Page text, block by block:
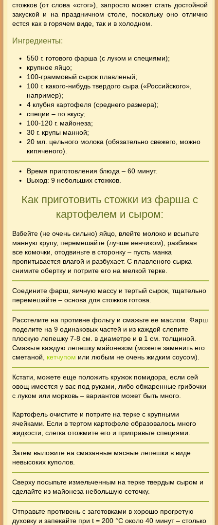
стожков (от слова «стог»), запросто может стать достойной
закуской и на праздничном столе, поскольку оно отлично
естся как в горячем виде, так и в холодном.
Ингредиенты:
550 г. готового фарша (с луком и специями);
крупное яйцо;
100-граммовый сырок плавленый;
100 г. какого-нибудь твердого сыра («Российского»,
например);
4 клубня картофеля (среднего размера);
специи – по вкусу;
100-120 г. майонеза;
30 г. крупы манной;
20 мл. цельного молока (обязательно свежего, можно
кипяченого).
Время приготовления блюда – 60 минут.
Выход: 9 небольших стожков.
Как приготовить стожки из фарша с
картофелем и сыром:
Взбейте (не очень сильно) яйцо, влейте молоко и всыпьте
манную крупу, перемешайте (лучше венчиком), разбивая
все комочки, отодвиньте в сторонку – пусть манка
пропитывается влагой и разбухает. С плавленого сырка
снимите обертку и потрите его на мелкой терке.
Соедините фарш, яичную массу и тертый сырок, тщательно
перемешайте – основа для стожков готова.
Расстелите на противне фольгу и смажьте ее маслом. Фарш
поделите на 9 одинаковых частей и из каждой слепите
плоскую лепешку 7-8 см. в диаметре и в 1 см. толщиной.
Смажьте каждую лепешку майонезом (можете заменить его
сметаной, кетчупом или любым не очень жидким соусом).
Кстати, можете еще положить кружок помидора, если сей
овощ имеется у вас под руками, либо обжаренные грибочки
с луком или морковь – вариантов может быть много.
Картофель очистите и потрите на терке с крупными
ячейками. Если в тертом картофеле образовалось много
жидкости, слегка отожмите его и приправьте специями.
Затем выложите на смазанные мясные лепешки в виде
невысоких куполов.
Сверху посыпьте измельченным на терке твердым сыром и
сделайте из майонеза небольшую сеточку.
Отправьте противень с заготовками в хорошо прогретую
духовку и запекайте при t = 200 °C около 40 минут – столько